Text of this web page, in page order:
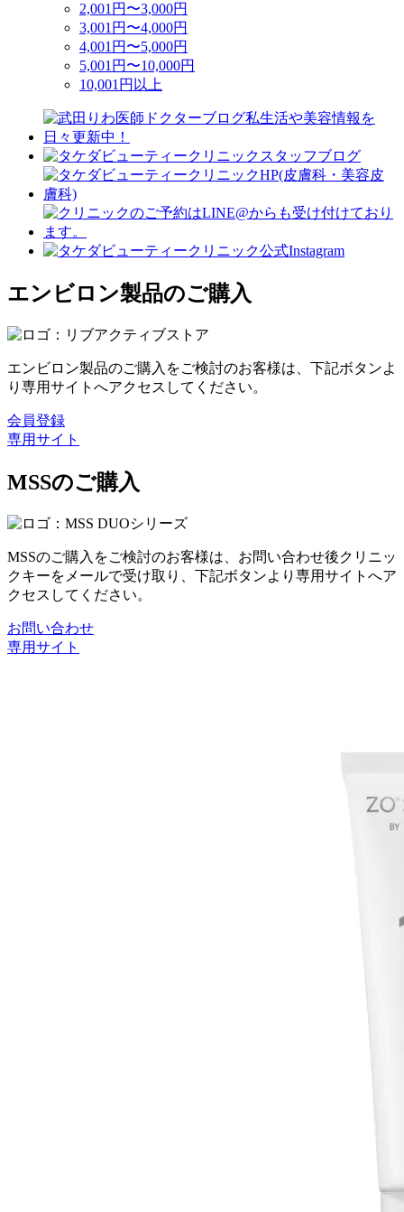
2,001円〜3,000円
3,001円〜4,000円
4,001円〜5,000円
5,001円〜10,000円
10,001円以上
エンビロン製品のご購入
エンビロン製品のご購入をご検討のお客様は、下記ボタンよ
り専用サイトへアクセスしてください。
会員登録
専用サイト
MSSのご購入
MSSのご購入をご検討のお客様は、お問い合わせ後クリニッ
クキーをメールで受け取り、下記ボタンより専用サイトへア
クセスしてください。
お問い合わせ
専用サイト